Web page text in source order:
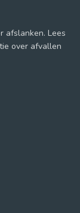
afslanken. Lees
over afvallen